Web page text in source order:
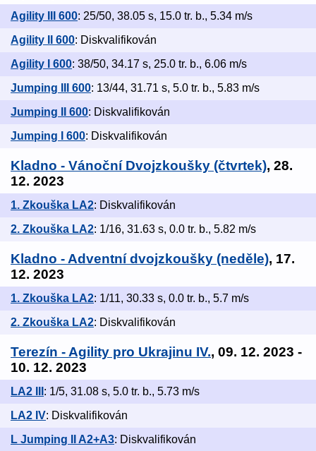
Agility III 600: 25/50, 38.05 s, 15.0 tr. b., 5.34 m/s
Agility II 600: Diskvalifikován
Agility I 600: 38/50, 34.17 s, 25.0 tr. b., 6.06 m/s
Jumping III 600: 13/44, 31.71 s, 5.0 tr. b., 5.83 m/s
Jumping II 600: Diskvalifikován
Jumping I 600: Diskvalifikován
Kladno - Vánoční Dvojzkoušky (čtvrtek), 28.
12. 2023
1. Zkouška LA2: Diskvalifikován
2. Zkouška LA2: 1/16, 31.63 s, 0.0 tr. b., 5.82 m/s
Kladno - Adventní dvojzkoušky (neděle), 17.
12. 2023
1. Zkouška LA2: 1/11, 30.33 s, 0.0 tr. b., 5.7 m/s
2. Zkouška LA2: Diskvalifikován
Terezín - Agility pro Ukrajinu IV., 09. 12. 2023 -
10. 12. 2023
LA2 III : 1/5, 31.08 s, 5.0 tr. b., 5.73 m/s
LA2 IV: Diskvalifikován
L Jumping II A2+A3: Diskvalifikován